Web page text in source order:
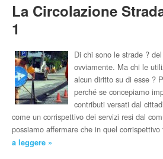
La Circolazione
1
Di chi sono le strade ?
ovviamente. Ma chi le
alcun diritto su di esse ?
perché se concepiamo
contributi versati dal
come un corrispettivo dei servizi resi dal
possiamo affermare che in quel
a leggere »